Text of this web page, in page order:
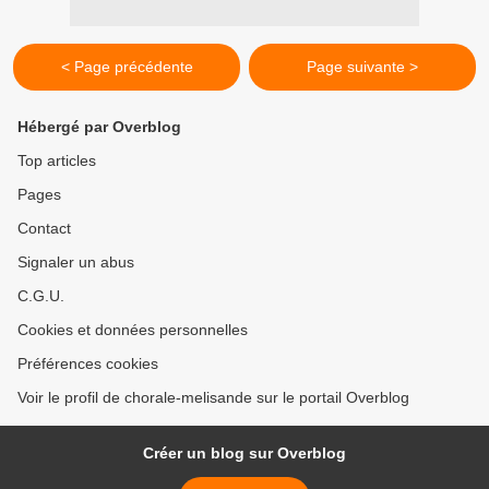
< Page précédente Page suivante >
Hébergé par Overblog
Top articles
Pages
Contact
Signaler un abus
C.G.U.
Cookies et données personnelles
Préférences cookies
Voir le profil de chorale-melisande sur le portail Overblog
Créer un blog sur Overblog